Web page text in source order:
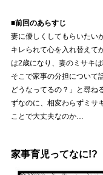
■前回のあらすじ
妻に優しくしてもらいたい
キレられて心を入れ替えて
は2歳になり、妻のミサキは
そこで家事の分担について
どうなってるの？」と尋ね
ずなのに、相変わらずミサ
ことで大丈夫なのか…
家事育児ってなに